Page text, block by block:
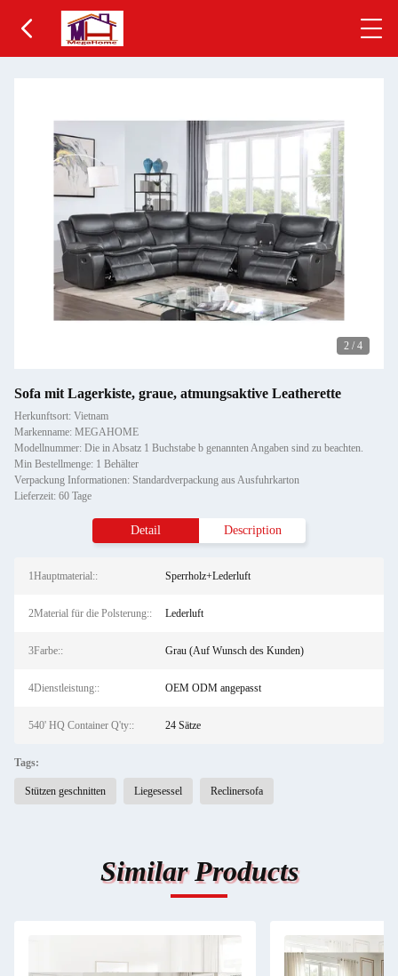
2 / 4
Sofa mit Lagerkiste, graue, atmungsaktive Leatherette
Herkunftsort: Vietnam
Markenname: MEGAHOME
Modellnummer: Die in Absatz 1 Buchstabe b genannten Angaben sind zu beachten.
Min Bestellmenge: 1 Behälter
Verpackung Informationen: Standardverpackung aus Ausfuhrkarton
Lieferzeit: 60 Tage
Detail Description
1Hauptmaterial:: Sperrholz+Lederluft
2Material für die Polsterung:: Lederluft
3Farbe:: Grau (Auf Wunsch des Kunden)
4Dienstleistung:: OEM ODM angepasst
540' HQ Container Q'ty:: 24 Sätze
Tags:
Stützen geschnitten Liegesessel Reclinersofa
Similar Products